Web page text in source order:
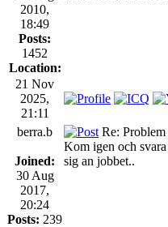
2010,
18:49
Posts:
1452
Location:
21 Nov
2025,
21:11
berra.b
Joined:
30 Aug
2017,
20:24
Posts: 239
Re:
Kom igen och
sig an jobbet..